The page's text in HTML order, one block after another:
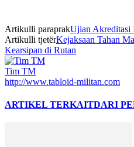
Artikulli paraprakUjian
Artikulli tjetërKejaksaan Tahan
Kearsipan di Rutan
Tim TM
http://www.tabloid-militan.com
ARTIKEL TERKAITDARI